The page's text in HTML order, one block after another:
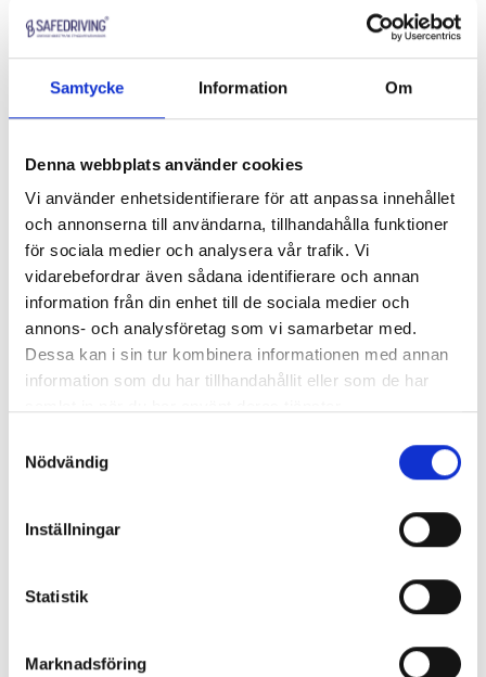
Samtycke Information Om
Denna webbplats använder cookies
Vi använder enhetsidentifierare för att anpassa innehållet
och annonserna till användarna, tillhandahålla funktioner
för sociala medier och analysera vår trafik. Vi
vidarebefordrar även sådana identifierare och annan
information från din enhet till de sociala medier och
annons- och analysföretag som vi samarbetar med.
Dessa kan i sin tur kombinera informationen med annan
information som du har tillhandahållit eller som de har
Nödvändig
Inställningar
Statistik
Marknadsföring